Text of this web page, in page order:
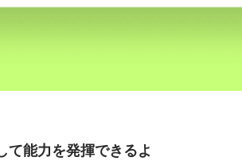
て能力を発揮できるよ